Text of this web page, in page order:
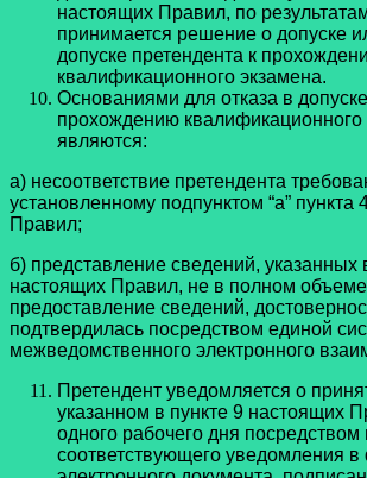
настоящих Правил, по
принимается решение о допуске
допуске претендента к
квалификационного экзамена.
Основаниями для отказа в
прохождению квалификационного
являются:
а) несоответствие претендента
установленному подпунктом “а” пункта
Правил;
б) представление сведений, указанных
настоящих Правил, не в полном
предоставление сведений,
подтвердилась посредством единой
межведомственного электронного
Претендент уведомляется о
указанном в пункте 9 настоящих
одного рабочего дня
соответствующего уведомления